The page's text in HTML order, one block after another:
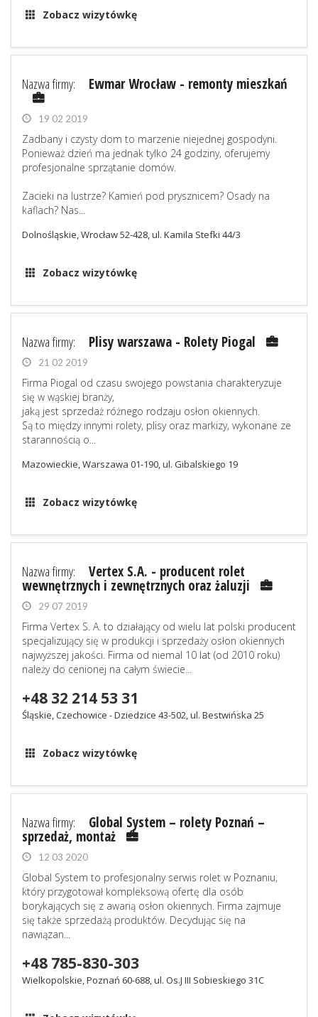
Zobacz wizytówkę
Nazwa firmy: Ewmar Wrocław - remonty mieszkań
19 02 2019
Zadbany i czysty dom to marzenie niejednej gospodyni.
Ponieważ dzień ma jednak tylko 24 godziny, oferujemy
profesjonalne sprzątanie domów.
Zacieki na lustrze? Kamień pod prysznicem? Osady na
kaflach? Nas...
Dolnośląskie, Wrocław 52-428, ul. Kamila Stefki 44/3
Zobacz wizytówkę
Nazwa firmy: Plisy warszawa - Rolety Piogal
21 02 2019
Firma Piogal od czasu swojego powstania charakteryzuje
się w wąskiej branży,
jaką jest sprzedaż różnego rodzaju osłon okiennych.
Są to między innymi rolety, plisy oraz markizy, wykonane ze
starannością o...
Mazowieckie, Warszawa 01-190, ul. Gibalskiego 19
Zobacz wizytówkę
Nazwa firmy: Vertex S.A. - producent rolet
wewnętrznych i zewnętrznych oraz żaluzji
29 07 2019
Firma Vertex S. A. to działający od wielu lat polski producent
specjalizujący się w produkcji i sprzedaży osłon okiennych
najwyższej jakości. Firma od niemal 10 lat (od 2010 roku)
należy do cenionej na całym świecie...
+48 32 214 53 31
Śląskie, Czechowice - Dziedzice 43-502, ul. Bestwińska 25
Zobacz wizytówkę
Nazwa firmy: Global System – rolety Poznań –
sprzedaż, montaż
12 03 2020
Global System to profesjonalny serwis rolet w Poznaniu,
który przygotował kompleksową ofertę dla osób
borykających się z awarią osłon okiennych. Firma zajmuje
się także sprzedażą produktów. Decydując się na
nawiązan...
+48 785-830-303
Wielkopolskie, Poznań 60-688, ul. Os.J III Sobieskiego 31C